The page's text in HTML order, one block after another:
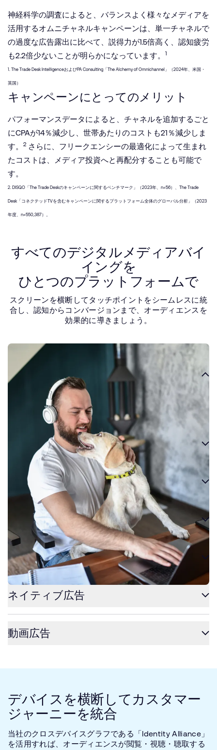
神経科学の調査によると、バランスよく様々なメディアを
活用するオムニチャネルキャンペーンは、単一チャネルで
の過度な広告露出に比べて、説得力が1.5倍高く、認知疲労
も2.2倍少ないことが明らかになっています。
1
1. The Trade Desk IntelligenceおよびPA Consulting「The Alchemy of Omnichannel」（2024年、米国・
英国）
キャンペーンにとってのメリット
パフォーマンスデータによると、チャネルを追加するごと
にCPAが14％減少し、世帯あたりのコストも21％減少しま
す。
2 さらに、フリークエンシーの最適化によって生まれ
たコストは、メディア投資へと再配分することも可能で
す。
2. DISQO「The Trade Deskのキャンペーンに関するベンチマーク」（2023年、n=56）、The Trade
Desk「コネクテッドTVを含むキャンペーンに関するプラットフォーム全体のグローバル分析」（2023
年度、n=550,387）。
すべてのデジタルメディアバイ
イングを
ひとつのプラットフォームで
スクリーンを横断してタッチポイントをシームレスに統
合し、認知からコンバージョンまで、オーディエンスを
効果的に導きましょう。
オーディオ広告
オーディエンスが最も没入している瞬間、そして移動中にも確実
にリーチします。
コネクテッド TV
ディスプレイ広告
DOOH
モバイル広告
ネイティブ広告
動画広告
デバイスを横断してカスタマー
ジャーニーを統合
当社のクロスデバイスグラフである「Identity Alliance」
を活用すれば、オーディエンスが閲覧・視聴・聴取する